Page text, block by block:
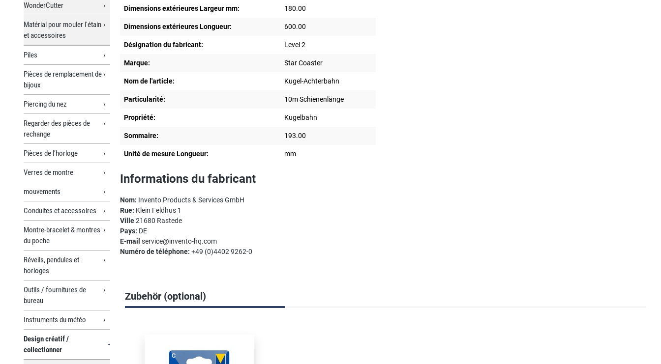
WonderCutter
Matérial pour mouler l'étain
et accessoires
Piles
Pièces de remplacement de
bijoux
Piercing du nez
Regarder des pièces de
rechange
Pièces de l’horloge
Verres de montre
mouvements
Conduites et accessoires
Montre-bracelet & montres
du poche
Réveils, pendules et
horloges
Outils / fournitures de
bureau
Instruments du météo
Design créatif /
collectionner
Dimensions extérieures Largeur mm: 180.00
Dimensions extérieures Longueur: 600.00
Désignation du fabricant: Level 2
Marque: Star Coaster
Nom de l'article: Kugel-Achterbahn
Particularité: 10m Schienenlänge
Propriété: Kugelbahn
Sommaire: 193.00
Unité de mesure Longueur: mm
Informations du fabricant
Nom: Invento Products & Services GmbH
Rue: Klein Feldhus 1
Ville21680 Rastede
Pays: DE
E-mail service@invento-hq.com
Numéro de téléphone: +49 (0)4402 9262-0
Zubehör (optional)